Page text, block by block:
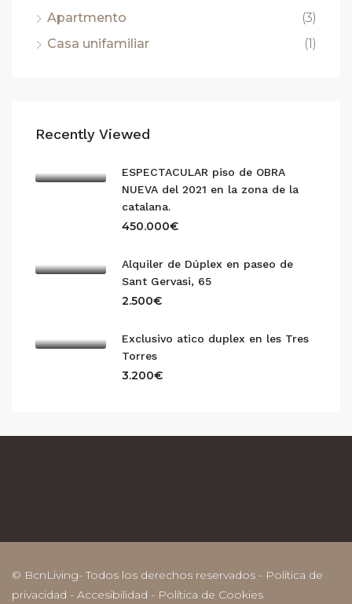
Apartmento
(3)
Casa unifamiliar
(1)
Recently Viewed
ESPECTACULAR piso de OBRA
NUEVA del 2021 en la zona de la
catalana.
450.000€
Alquiler de Dúplex en paseo de
Sant Gervasi, 65
2.500€
Exclusivo atico duplex en les Tres
Torres
3.200€
© BcnLiving- Todos los derechos reservados - Política de
privacidad - Accesibilidad - Política de Cookies